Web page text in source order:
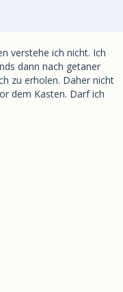
verstehe ich nicht. Ich
dann nach getaner
zu erholen. Daher nicht
dem Kasten. Darf ich